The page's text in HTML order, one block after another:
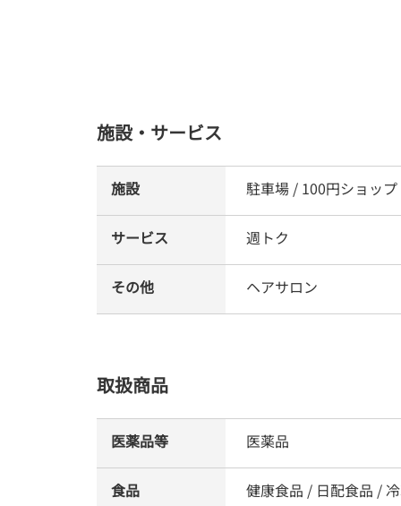
施設・サービス
施設 駐車場 / 100円ショップ
サービス 週トク
その他 ヘアサロン
取扱商品
医薬品等 医薬品
食品 健康食品 / 日配食品 /